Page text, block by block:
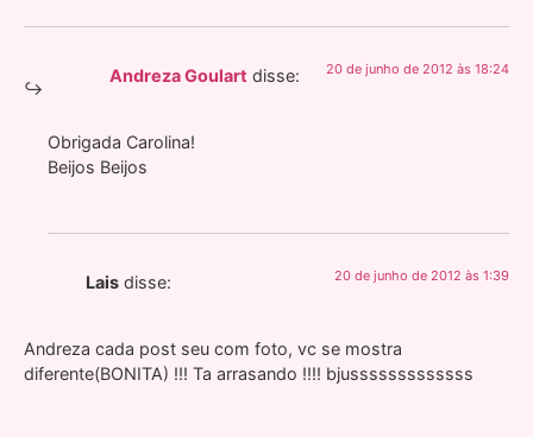
Andreza Goulart disse: 20 de junho de 2012 às 18:24
Obrigada Carolina!
Beijos Beijos
Lais disse: 20 de junho de 2012 às 1:39
Andreza cada post seu com foto, vc se mostra
diferente(BONITA) !!! Ta arrasando !!!! bjusssssssssssss